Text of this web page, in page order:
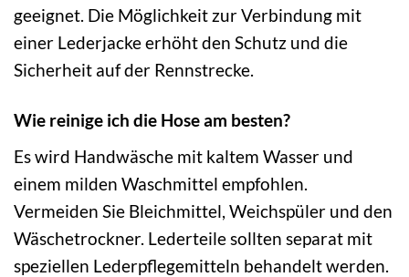
geeignet. Die Möglichkeit zur Verbindung mit
einer Lederjacke erhöht den Schutz und die
Sicherheit auf der Rennstrecke.
Wie reinige ich die Hose am besten?
Es wird Handwäsche mit kaltem Wasser und
einem milden Waschmittel empfohlen.
Vermeiden Sie Bleichmittel, Weichspüler und den
Wäschetrockner. Lederteile sollten separat mit
speziellen Lederpflegemitteln behandelt werden.